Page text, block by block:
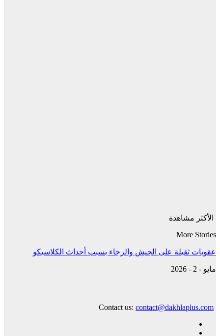
الأكثر مشاهدة
More Stories
عقوبات ثقيلة على الجيش والرجاء بسبب أحداث الكلاسيكو
مايو - 2 - 2026
Contact us: contact@dakhlaplus.com